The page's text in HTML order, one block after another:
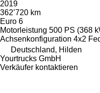
2019
362’720 km
Euro 6
Motorleistung 500 PS (368
Achsenkonfiguration 4x2
Deutschland, Hilden
Yourtrucks GmbH
Verkäufer kontaktieren